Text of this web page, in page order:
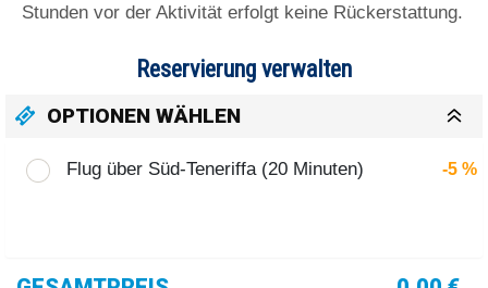
Stunden vor der Aktivität erfolgt keine Rückerstattung.
Reservierung verwalten
OPTIONEN WÄHLEN
Flug über Süd-Teneriffa (20 Minuten) -5 %